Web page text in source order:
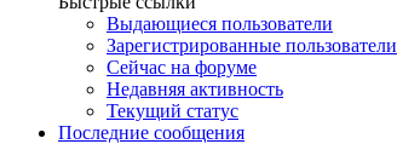
Выдающиеся пользователи
Зарегистрированные пользователи
Сейчас на форуме
Недавняя активность
Текущий статус
Последние сообщения